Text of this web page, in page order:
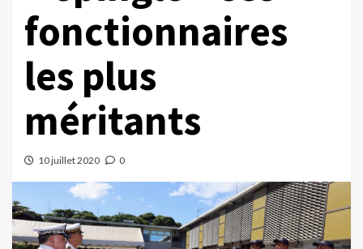
fonctionnaires
les plus
méritants
10 juillet 2020 0